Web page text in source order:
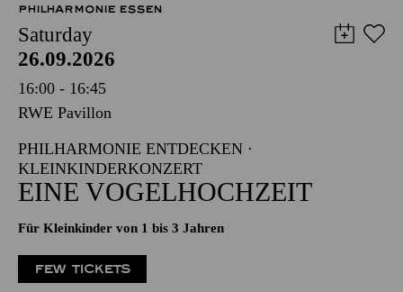
PHILHARMONIE ESSEN
Saturday
26.09.2026
16:00 - 16:45
RWE Pavillon
PHILHARMONIE ENTDECKEN ·
KLEINKINDERKONZERT
EINE VOGELHOCHZEIT
Für Kleinkinder von 1 bis 3 Jahren
FEW TICKETS